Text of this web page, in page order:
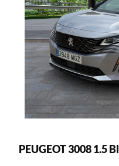
PEUGEOT 3008 1.5